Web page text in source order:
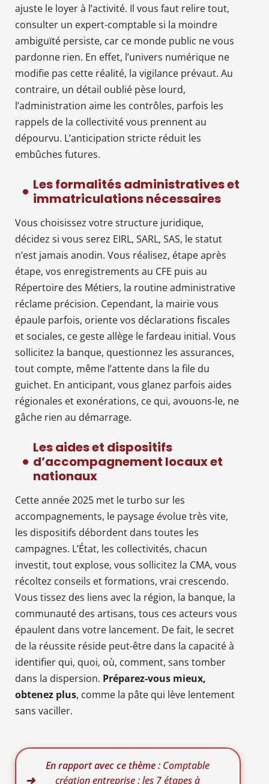
ajuste le loyer à l’activité. Il vous faut relire tout,
consulter un expert-comptable si la moindre
ambiguïté persiste, car ce monde public ne vous
pardonne rien. En effet, l’univers numérique ne
modifie pas cette réalité, la vigilance prévaut. Au
contraire, un détail oublié pèse lourd,
l’administration aime les contrôles, parfois les
rappels de la collectivité vous prennent au
dépourvu. L’anticipation stricte réduit les
embûches futures.
Les formalités administratives et
immatriculations nécessaires
Vous choisissez votre structure juridique,
décidez si vous serez EIRL, SARL, SAS, le statut
n’est jamais anodin. Vous réalisez, étape après
étape, vos enregistrements au CFE puis au
Répertoire des Métiers, la routine administrative
réclame précision. Cependant, la mairie vous
épaule parfois, oriente vos déclarations fiscales
et sociales, ce geste allège le fardeau initial. Vous
sollicitez la banque, questionnez les assurances,
tout compte, même l’attente dans la file du
guichet. En anticipant, vous glanez parfois aides
régionales et exonérations, ce qui, avouons-le, ne
gâche rien au démarrage.
Les aides et dispositifs
d’accompagnement locaux et
nationaux
Cette année 2025 met le turbo sur les
accompagnements, le paysage évolue très vite,
les dispositifs débordent dans toutes les
campagnes. L’État, les collectivités, chacun
investit, tout explose, vous sollicitez la CMA, vous
récoltez conseils et formations, vrai crescendo.
Vous tissez des liens avec la région, la banque, la
communauté des artisans, tous ces acteurs vous
épaulent dans votre lancement. De fait, le secret
de la réussite réside peut-être dans la capacité à
identifier qui, quoi, où, comment, sans tomber
dans la dispersion. Préparez-vous mieux,
obtenez plus, comme la pâte qui lève lentement
sans vaciller.
En rapport avec ce thème : Comptable
création entreprise : les 7 étapes à